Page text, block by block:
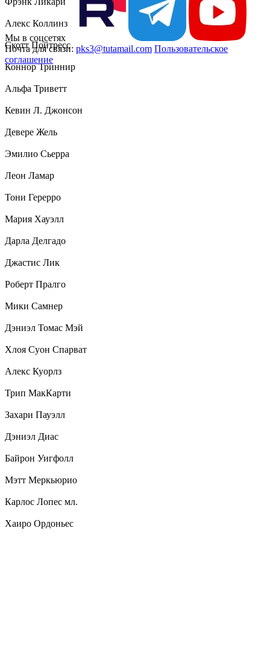
Алекс Коллинз
Скотт Пойтресс
Коннор Триннир
Альфа Триветт
Кевин Л. Джонсон
Девере Жель
Эмилио Сьерра
Леон Ламар
Тони Герерро
Мария Хауэлл
Дарла Делгадо
Джастис Лик
Роберт Пралго
Мики Самнер
Дэниэл Томас Мэй
Хлоя Суон Спарват
Алекс Куорлз
Трип МакКарти
Захари Пауэлл
Дэниэл Диас
Байрон Уигфолл
Мэтт Меркьюрио
Карлос Лопес мл.
Хаиро Ордоньес
Мы в соцсетях
Почта для связи: pks3@tutamail.com Пользовательское
соглашение